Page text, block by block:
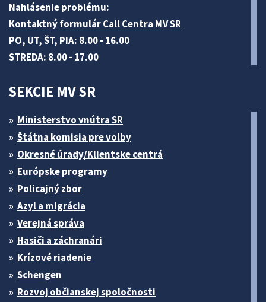
Nahlásenie problému:
Kontaktný formulár Call Centra MV SR
PO, UT, ŠT, PIA: 8.00 - 16.00
STREDA: 8.00 - 17.00
SEKCIE MV SR
Ministerstvo vnútra SR
Štátna komisia pre volby
Okresné úrady/Klientske centrá
Európske programy
Policajný zbor
Azyl a migrácia
Verejná správa
Hasiči a záchranári
Krízové riadenie
Schengen
Rozvoj občianskej spoločnosti